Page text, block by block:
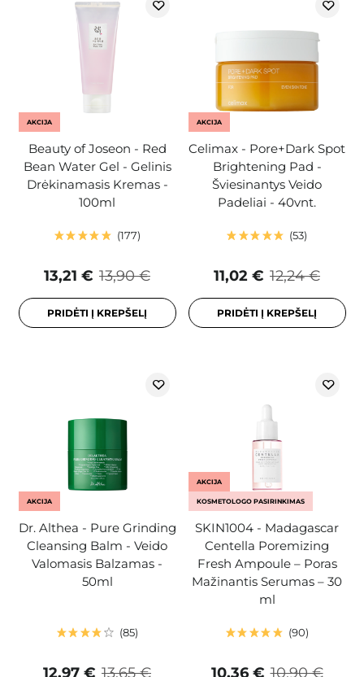
AKCIJA
Beauty of Joseon - Red
Bean Water Gel - Gelinis
Drėkinamasis Kremas -
100ml
177
13,90 €
13,21 €
PRIDĖTI Į KREPŠELĮ
AKCIJA
Celimax - Pore+Dark Spot
Brightening Pad -
Šviesinantys Veido
Padeliai - 40vnt.
53
12,24 €
11,02 €
PRIDĖTI Į KREPŠELĮ
AKCIJA
Dr. Althea - Pure Grinding
Cleansing Balm - Veido
Valomasis Balzamas -
50ml
85
13,65 €
12,97 €
AKCIJA
KOSMETOLOGO PASIRINKIMAS
SKIN1004 - Madagascar
Centella Poremizing
Fresh Ampoule – Poras
Mažinantis Serumas – 30
ml
90
10,90 €
10,36 €